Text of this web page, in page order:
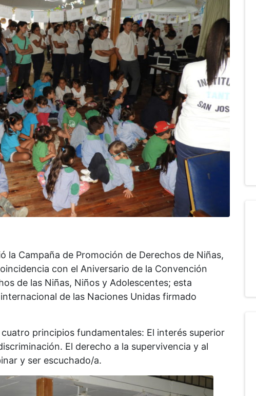
la Campaña de Promoción de Derechos de Niñas,
con el Aniversario de la Convención
de las Niñas, Niños y Adolescentes; esta
de las Naciones Unidas firmado
principios fundamentales: El interés superior
El derecho a la supervivencia y al
y ser escuchado/a.